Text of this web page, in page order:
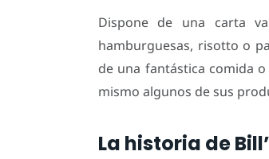
Dispone de una carta
hamburguesas, risotto o
de una fantástica comida
mismo algunos de sus
La historia de